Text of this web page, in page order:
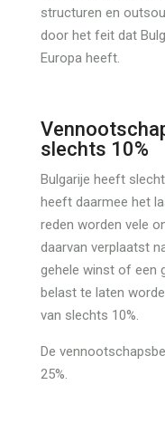
structuren en
door het feit dat
Europa heeft.
slechts 10%
Bulgarije heeft
heeft daarmee het
reden worden vele
daarvan verplaatst
gehele winst of een
belast te laten
van slechts 10%.
De
25%.